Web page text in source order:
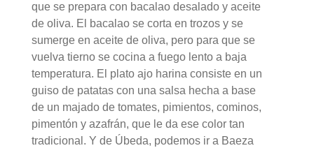
que se prepara con bacalao desalado y aceite
de oliva. El bacalao se corta en trozos y se
sumerge en aceite de oliva, pero para que se
vuelva tierno se cocina a fuego lento a baja
temperatura. El plato ajo harina consiste en un
guiso de patatas con una salsa hecha a base
de un majado de tomates, pimientos, cominos,
pimentón y azafrán, que le da ese color tan
tradicional. Y de Úbeda, podemos ir a Baeza